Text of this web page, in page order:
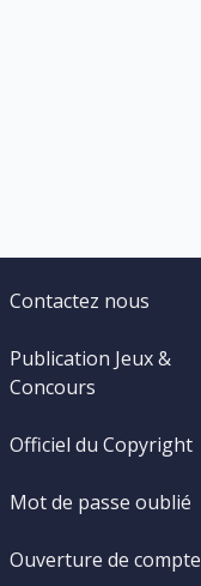
Contactez nous
Publication Jeux &
Concours
Officiel du Copyright
Mot de passe oublié
Ouverture de compte